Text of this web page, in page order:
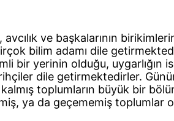
ve başkalarının
bilim adamı dile
bir yerinin olduğu, uygarlığın
dile getirmektedirler.
toplumların büyük bir
ya da geçememiş toplumlar